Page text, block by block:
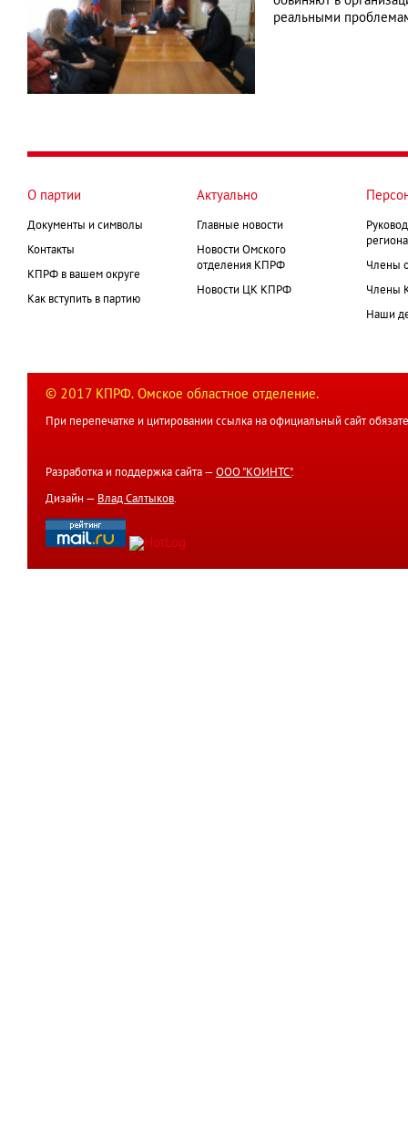
реальными
О партии
Документы и символы
Контакты
КПРФ в вашем округе
Как вступить в партию
Актуально
Главные новости
Новости Омского
отделения КПРФ
Новости ЦК КПРФ
Члены
Члены
Наши
© 2017 КПРФ. Омское областное отделение.
При перепечатке и цитировании ссылка на официальный сайт
Разработка и поддержка сайта — ООО "КОИНТС".
Дизайн — Влад Салтыков.